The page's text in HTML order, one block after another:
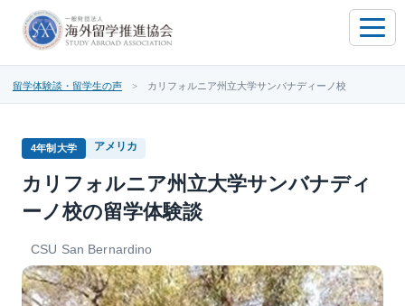
toggle
留学体験談・留学生の声 > カリフォルニア州立大学サンバナディーノ校
4年制大学 アメリカ
カリフォルニア州立大学サンバナディ
ーノ校の留学体験談
CSU San Bernardino